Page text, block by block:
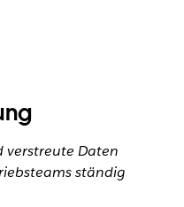
verstreute Daten
ständig